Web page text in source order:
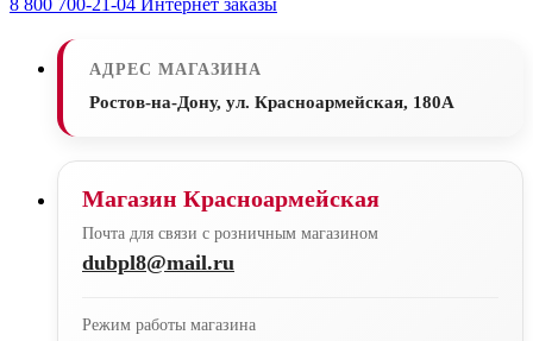
8 800 700-21-04 Интернет заказы
АДРЕС МАГАЗИНА
Ростов-на-Дону, ул. Красноармейская, 180А
Магазин Красноармейская
Почта для связи с розничным магазином
dubpl8@mail.ru
Режим работы магазина